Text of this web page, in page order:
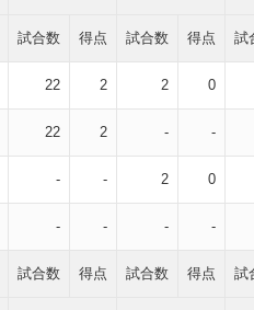
試合数 得点 試合数 得点 試
22 2 2 0
22 2 - -
- - 2 0
- - - -
試合数 得点 試合数 得点 試